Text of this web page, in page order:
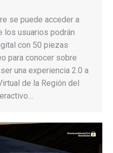
se puede acceder a
los usuarios podrán
con 50 piezas
para conocer sobre
una experiencia 2.0 a
de la Región del